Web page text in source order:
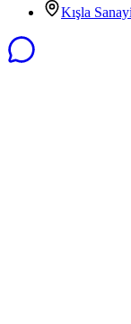
Kışla